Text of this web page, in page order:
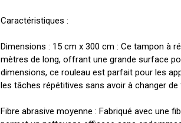
Caractéristiques :
Dimensions : 15 cm x 300 cm : Ce tampon à
mètres de long, offrant une grande surface
dimensions, ce rouleau est parfait pour les
les tâches répétitives sans avoir à changer
Fibre abrasive moyenne : Fabriqué avec une